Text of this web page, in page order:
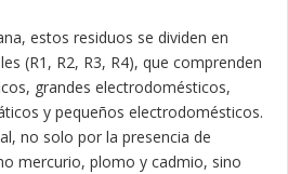
estos residuos se dividen en
(R1, R2, R3, R4), que comprenden
grandes electrodomésticos,
y pequeños electrodomésticos.
no solo por la presencia de
mercurio, plomo y cadmio, sino